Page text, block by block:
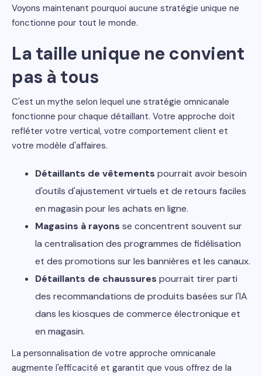
Voyons maintenant pourquoi aucune stratégie unique ne
fonctionne pour tout le monde.
La taille unique ne convient
pas à tous
C'est un mythe selon lequel une stratégie omnicanale
fonctionne pour chaque détaillant. Votre approche doit
refléter votre vertical, votre comportement client et
votre modèle d'affaires.
Détaillants de vêtements pourrait avoir besoin
d'outils d'ajustement virtuels et de retours faciles
en magasin pour les achats en ligne.
Magasins à rayons se concentrent souvent sur
la centralisation des programmes de fidélisation
et des promotions sur les bannières et les canaux.
Détaillants de chaussures pourrait tirer parti
des recommandations de produits basées sur l'IA
dans les kiosques de commerce électronique et
en magasin.
La personnalisation de votre approche omnicanale
augmente l'efficacité et garantit que vous offrez de la